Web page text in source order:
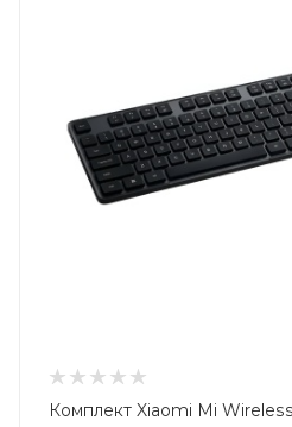
Комплект Xiaomi Mi